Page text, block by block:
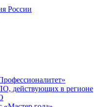
России
действующих в регионе